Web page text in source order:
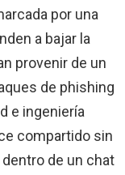
por una
a bajar la
provenir de un
de phishing
e ingeniería
compartido sin
de un chat